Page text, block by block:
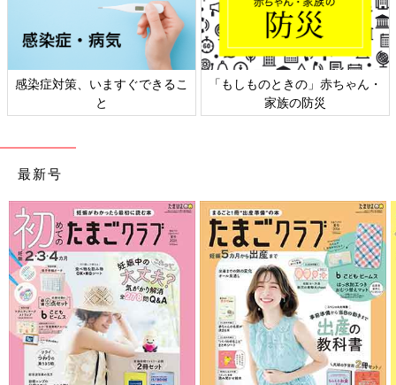
感染症対策、いますぐできるこ
と
「もしものときの」赤ちゃん・
家族の防災
最新号